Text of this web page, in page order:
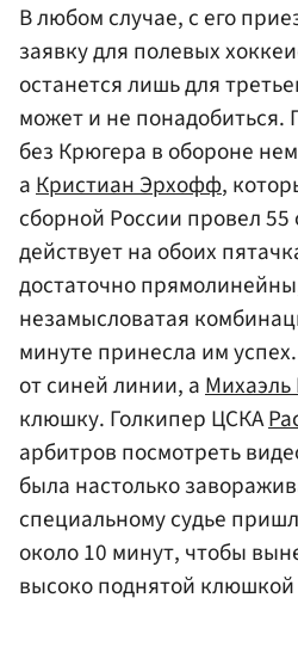
В любом случае, с его
заявку для полевых
останется лишь для
может и не понадобиться.
без Крюгера в обороне
аКристиан Эрхофф,
сборной России провел
действует на обоих
достаточно
незамысловатая
минуте принесла им успех.
от синей линии, а
клюшку. Голкипер ЦСКА
арбитров посмотреть
была настолько
специальному судье
около 10 минут, чтобы
высоко поднятой